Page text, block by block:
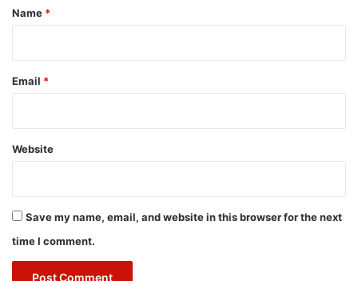
*
Name *
Email *
Website
Save my name, email, and website in this browser for the next
time I comment.